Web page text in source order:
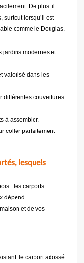
De plus, il
surtout lorsqu’il est
comme le Douglas.
jardins modernes et
valorisé dans les
différentes couvertures
à assembler.
coller parfaitement
lesquels
: les carports
dépend
et de vos
le carport adossé